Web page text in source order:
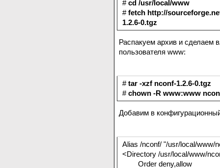
#cd /usr/local/www
#fetch http://
1.2.6-0.tgz
Распакуем архив и сделаем
пользователя www:
#tar -xzf nconf-1.2.6-0.tgz
#chown -R www:www
Добавим в
Alias /nconf/ "/usr/local/www/
<Directory /usr/local/www/
Order deny,allow